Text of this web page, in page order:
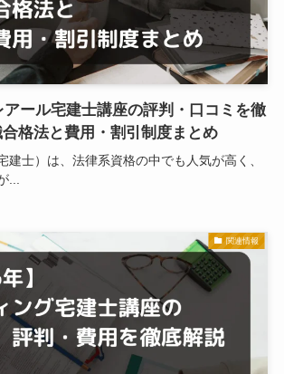
アール宅建士講座の評判・口コミを徹
格法と費用・割引制度まとめ
建士）は、法律系資格の中でも人気が高く、
...
関連情報